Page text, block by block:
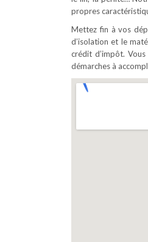
propres
Mettez fin à vos
d’isolation et le
crédit d’impôt.
démarches à